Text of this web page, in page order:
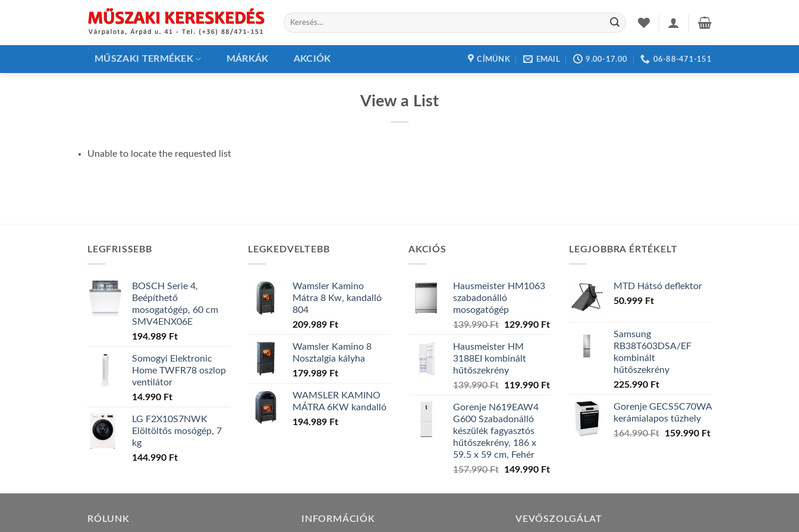
Keresés
a
MŰSZAKI TERMÉKEK MÁRKÁK AKCIÓK CÍMÜNK EMAIL 9.00-17.00 06-88-471-151
View a List
Unable to locate the requested list
LEGFRISSEBB
BOSCH Serie 4,
Beépíthető
mosogatógép, 60 cm
SMV4ENX06E
194.989 Ft
Somogyi Elektronic
Home TWFR78 oszlop
ventilátor
14.990 Ft
LG F2X10S7NWK
Elöltöltős mosógép, 7
kg
144.990 Ft
LEGKEDVELTEBB
Wamsler Kamino
Mátra 8 Kw, kandalló
804
209.989 Ft
Wamsler Kamino 8
Nosztalgia kályha
179.989 Ft
WAMSLER KAMINO
MÁTRA 6KW kandalló
194.989 Ft
AKCIÓS
Hausmeister HM1063
szabadonálló
mosogatógép
139.990Ft
Original
was:
139.990 Ft.
129.990 FtCurrent
Hausmeister HM
3188EI kombinált
hűtőszekrény
139.990Ft
Original
was:
139.990 Ft.
119.990 FtCurrent
119.990 Ft.
Gorenje N619EAW4
G600 Szabadonálló
készülék fagyasztós
hűtőszekrény, 186 x
59.5 x 59 cm, Fehér
157.990Ft
Original
was:
149.990 FtCurrent
is:
LEGJOBBRA ÉRTÉKELT
MTD Hátsó deflektor
50.999 Ft
Samsung
RB38T603DSA/EF
kombinált
hűtőszekrény
225.990 Ft
Gorenje GECS5C70WA
kerámialapos tűzhely
164.990Ft
Original
159.990 FtCurrent
RÓLUNK INFORMÁCIÓK VEVŐSZOLGÁLAT